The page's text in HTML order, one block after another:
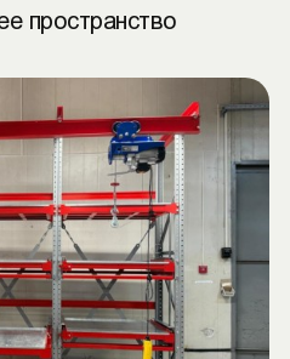
пространство